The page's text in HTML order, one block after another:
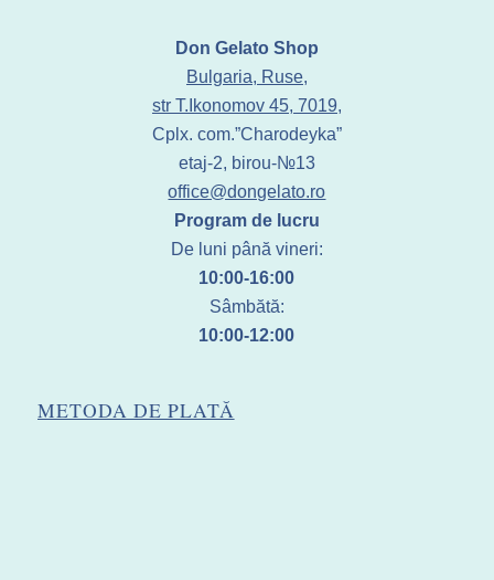
Don Gelato Shop
Bulgaria, Ruse,
str T.Ikonomov 45, 7019,
Cplx. com.”Charodeyka”
etaj-2, birou-№13
office@dongelato.ro
Program de lucru
De luni până vineri:
10:00-16:00
Sâmbătă:
10:00-12:00
METODA DE PLATĂ